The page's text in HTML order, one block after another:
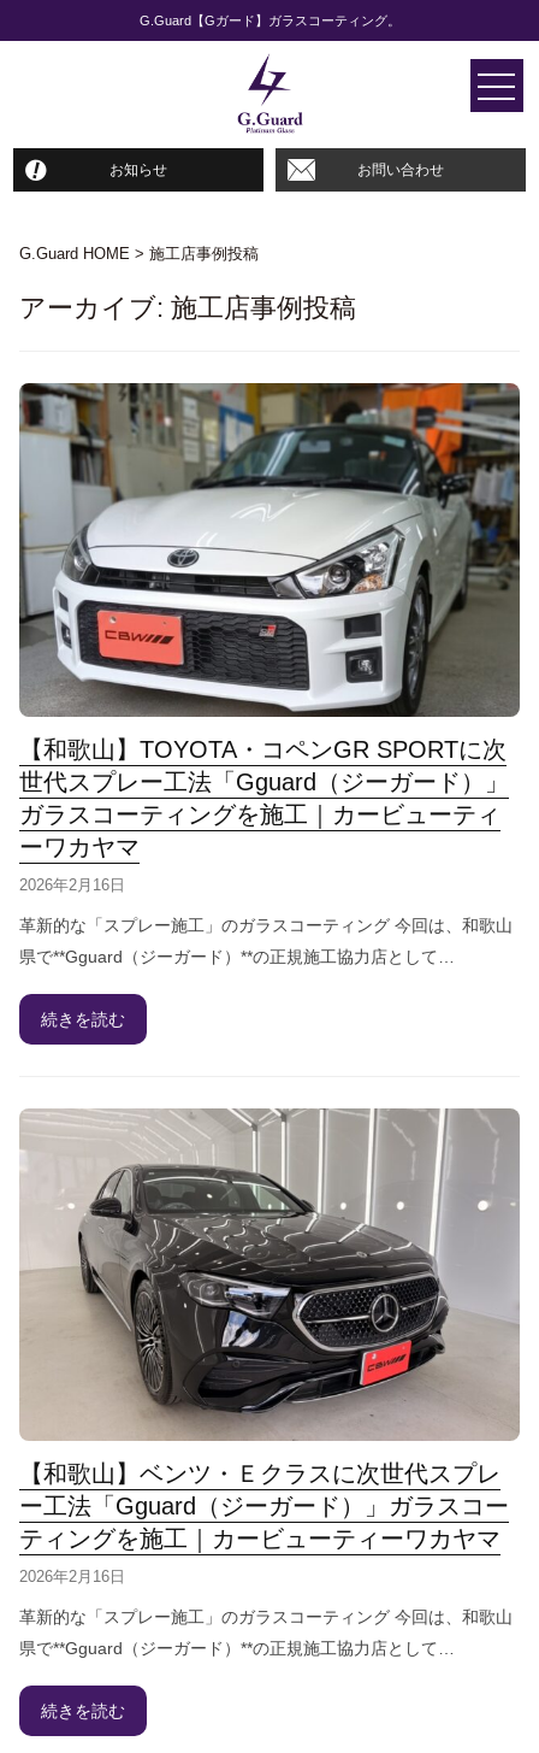
G.Guard【Gガード】ガラスコーティング。
お知らせ お問い合わせ
G.Guard HOME > 施工店事例投稿
アーカイブ: 施工店事例投稿
【和歌山】TOYOTA・コペンGR SPORTに次
世代スプレー工法「Gguard（ジーガード）」
ガラスコーティングを施工｜カービューティ
ーワカヤマ
2026年2月16日
革新的な「スプレー施工」のガラスコーティング 今回は、和歌山
県で**Gguard（ジーガード）**の正規施工協力店として…
続きを読む
【和歌山】ベンツ・Ｅクラスに次世代スプレ
ー工法「Gguard（ジーガード）」ガラスコー
ティングを施工｜カービューティーワカヤマ
2026年2月16日
革新的な「スプレー施工」のガラスコーティング 今回は、和歌山
県で**Gguard（ジーガード）**の正規施工協力店として…
続きを読む